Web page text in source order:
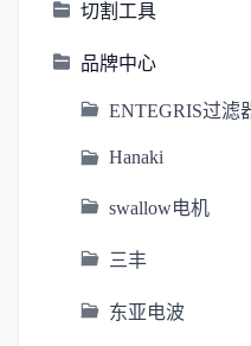
切割工具
品牌中心
ENTEGRIS过滤
Hanaki
swallow电机
三丰
东亚电波